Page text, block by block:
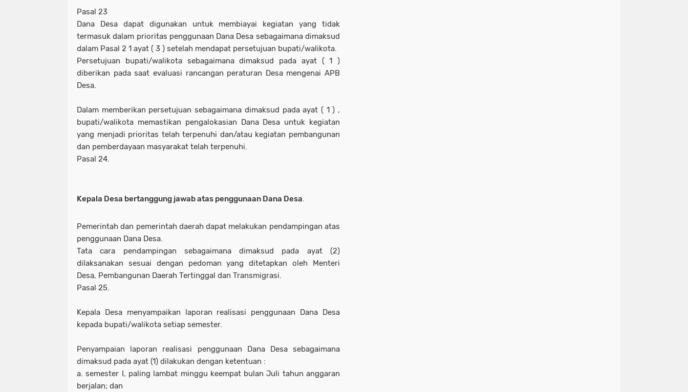
Pasal 23
Dana Desa dapat digunakan untuk membiayai kegiatan yang tidak
termasuk dalam prioritas penggunaan Dana Desa sebagaimana dimaksud
dalam Pasal 2 1 ayat ( 3 ) setelah mendapat persetujuan bupati/walikota.
Persetujuan bupati/walikota sebagaimana dimaksud pada ayat ( 1 )
diberikan pada saat evaluasi rancangan peraturan Desa mengenai APB
Desa.
Dalam memberikan persetujuan sebagaimana dimaksud pada ayat ( 1 ) ,
bupati/walikota memastikan pengalokasian Dana Desa untuk kegiatan
yang menjadi prioritas telah terpenuhi dan/atau kegiatan pembangunan
dan pemberdayaan masyarakat telah terpenuhi.
Pasal 24.
Kepala Desa bertanggung jawab atas penggunaan Dana Desa.
Pemerintah dan pemerintah daerah dapat melakukan pendampingan atas
penggunaan Dana Desa.
Tata cara pendampingan sebagaimana dimaksud pada ayat (2)
dilaksanakan sesuai dengan pedoman yang ditetapkan oleh Menteri
Desa, Pembangunan Daerah Tertinggal dan Transmigrasi.
Pasal 25.
Kepala Desa menyampaikan laporan realisasi penggunaan Dana Desa
kepada bupati/walikota setiap semester.
Penyampaian laporan realisasi penggunaan Dana Desa sebagaimana
dimaksud pada ayat (1) dilakukan dengan ketentuan :
a. semester I, paling lambat minggu keempat bulan Juli tahun anggaran
berjalan; dan